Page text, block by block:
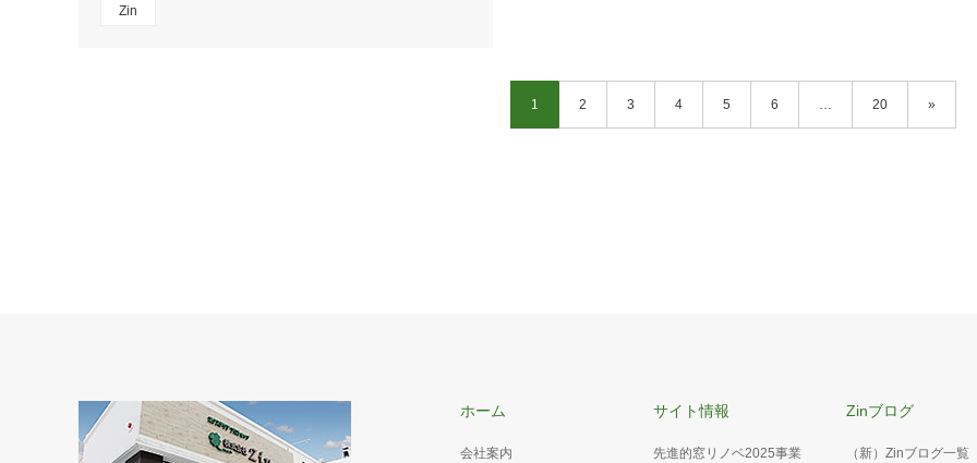
Zin
1 2 3 4 5 6 … 20 »
ホーム
会社案内
サイト情報
先進的窓リノベ2025事業
Zinブログ
（新）Zinブログ一覧